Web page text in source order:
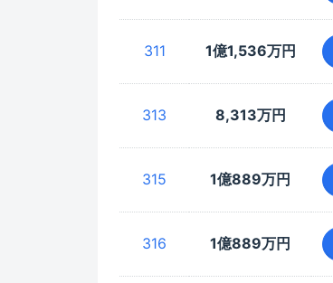
311 1億1,536万円
313 8,313万円
315 1億889万円
316 1億889万円